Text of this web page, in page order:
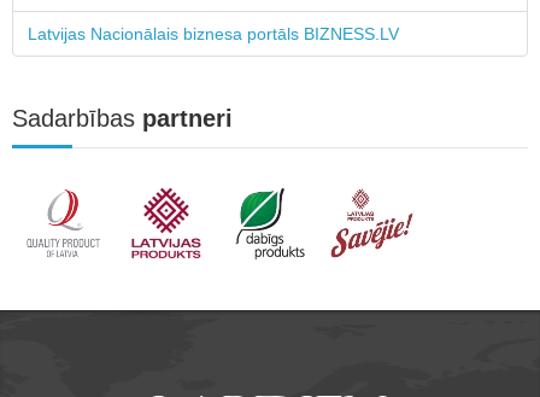
Latvijas Nacionālais biznesa portāls BIZNESS.LV
Sadarbības partneri